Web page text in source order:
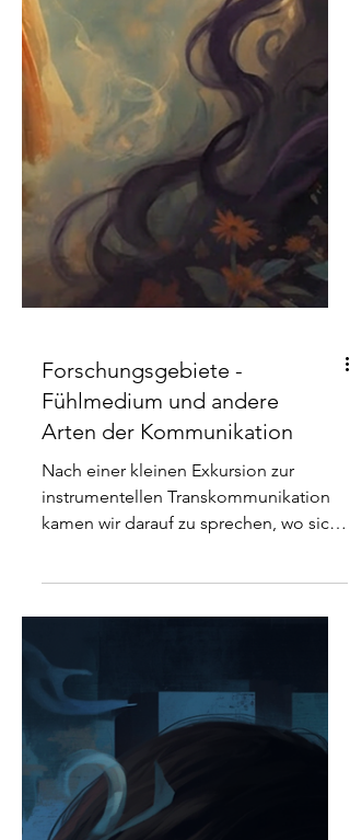
Forschungsgebiete -
Fühlmedium und andere
Arten der Kommunikation